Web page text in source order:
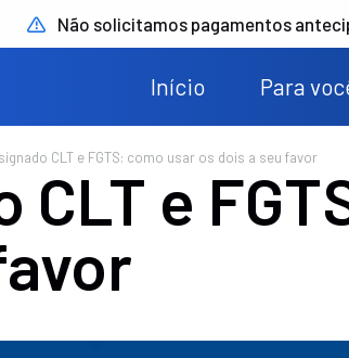
Não solicitamos pagamentos
Início Para
CLT e FGTS: como usar os dois a seu favor
CLT e